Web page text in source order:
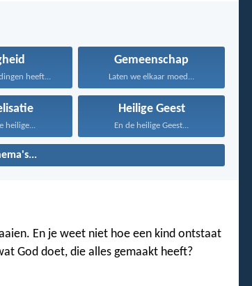
heeft...
Gemeenschap
Laten we elkaar moed...
heilige...
Heilige Geest
En de heilige Geest...
En je weet niet hoe een kind ontstaat
God doet, die alles gemaakt heeft?